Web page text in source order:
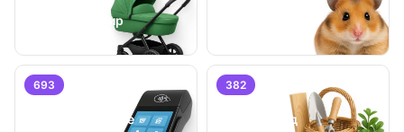
Детский мир
693
Оборудование
382
Дом и сад